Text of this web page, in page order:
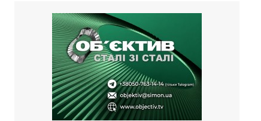
Чугуєва, міста, яке встояло попри
все
21.05.2026
«ТЦК порушує закон? Нехай
платять!» Як завдяки штрафу жінку
виключили з обліку
15.05.2026